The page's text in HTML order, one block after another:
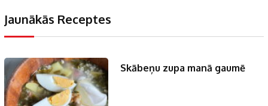
Jaunākās Receptes
Skābeņu zupa manā gaumē